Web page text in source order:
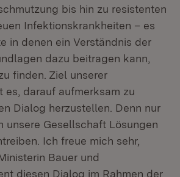
bis hin zu resistenten
Infektionskrankheiten – es
in denen ein Verständnis der
dazu beitragen kann,
finden. Ziel unserer
es, darauf aufmerksam zu
Dialog herzustellen. Denn nur
unsere Gesellschaft Lösungen
Ich freue mich sehr,
Bauer und
diesen Dialog im Rahmen der